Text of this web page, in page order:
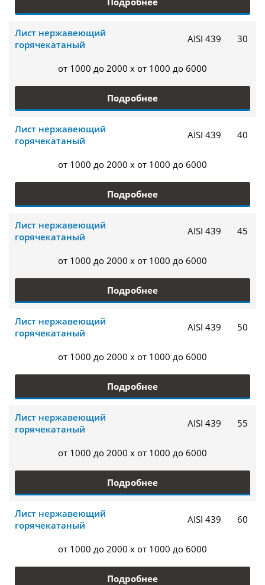
Лист нержавеющий
горячекатаный
AISI 439 30
от 1000 до 2000 x от 1000 до 6000
Подробнее
Лист нержавеющий
горячекатаный
AISI 439 40
от 1000 до 2000 x от 1000 до 6000
Подробнее
Лист нержавеющий
горячекатаный
AISI 439 45
от 1000 до 2000 x от 1000 до 6000
Подробнее
Лист нержавеющий
горячекатаный
AISI 439 50
от 1000 до 2000 x от 1000 до 6000
Подробнее
Лист нержавеющий
горячекатаный
AISI 439 55
от 1000 до 2000 x от 1000 до 6000
Подробнее
Лист нержавеющий
горячекатаный
AISI 439 60
от 1000 до 2000 x от 1000 до 6000
Подробнее